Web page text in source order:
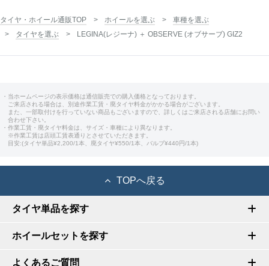
タイヤ・ホイール通販TOP ホイールを選ぶ
車種を選ぶ
タイヤを選ぶ
LEGINA(レジーナ) ＋ OBSERVE (オブサーブ) GIZ2
・当ホームページの表示価格は通信販売での購入価格となっております。
ご来店される場合は、別途作業工賃・廃タイヤ料金がかかる場合がございます。
また、一部取付けを行っていない商品もございますので、詳しくはご来店される店舗にお問い
合わせ下さい。
・作業工賃・廃タイヤ料金は、サイズ・車種により異なります。
※作業工賃は店頭工賃表通りとさせていただきます。
目安:(タイヤ単品¥2,200/1本、廃タイヤ¥550/1本、バルブ¥440円/1本)
TOPへ戻る
タイヤ単品を探す
ホイールセットを探す
よくあるご質問